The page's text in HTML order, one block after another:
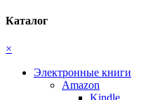
Каталог
×
Электронные книги
Amazon
Kindle